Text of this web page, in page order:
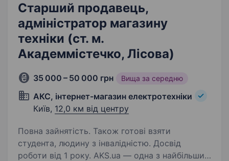
Старший продавець,
адміністратор магазину
техніки (ст. м.
Академмістечко, Лісова)
35 000 – 50 000 грн Вища за середню
АКС, інтернет-магазин електротехніки
Київ, 12,0 км від центру
Повна зайнятість. Також готові взяти
студента, людину з інвалідністю. Досвід
роботи від 1 року. AKS.ua — одна з найбільших